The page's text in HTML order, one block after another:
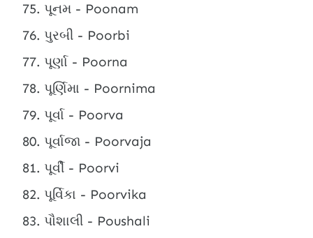
પૂનમ - Poonam
પુરબી - Poorbi
પૂર્ણા - Poorna
પૂર્ણિમા - Poornima
પૂર્વા - Poorva
પૂર્વાજા - Poorvaja
પૂર્વી - Poorvi
પૂર્વિકા - Poorvika
પૌશાલી - Poushali